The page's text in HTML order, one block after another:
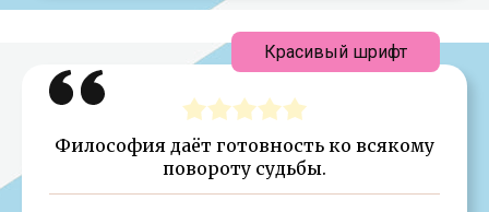
Философия даёт готовность ко всякому
повороту судьбы.
Красивый шрифт